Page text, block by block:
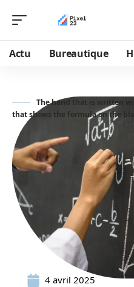
Actu Bureautique
The hand that is written
that shows the formula on the
4 avril 2025